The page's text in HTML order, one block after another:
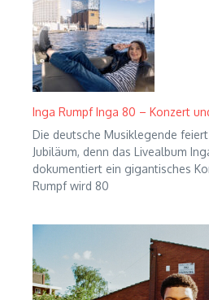
Inga Rumpf Inga 80 – Konzert
Die deutsche Musiklegende
Jubiläum, denn das Livealbum
dokumentiert ein gigantisches
Rumpf wird 80